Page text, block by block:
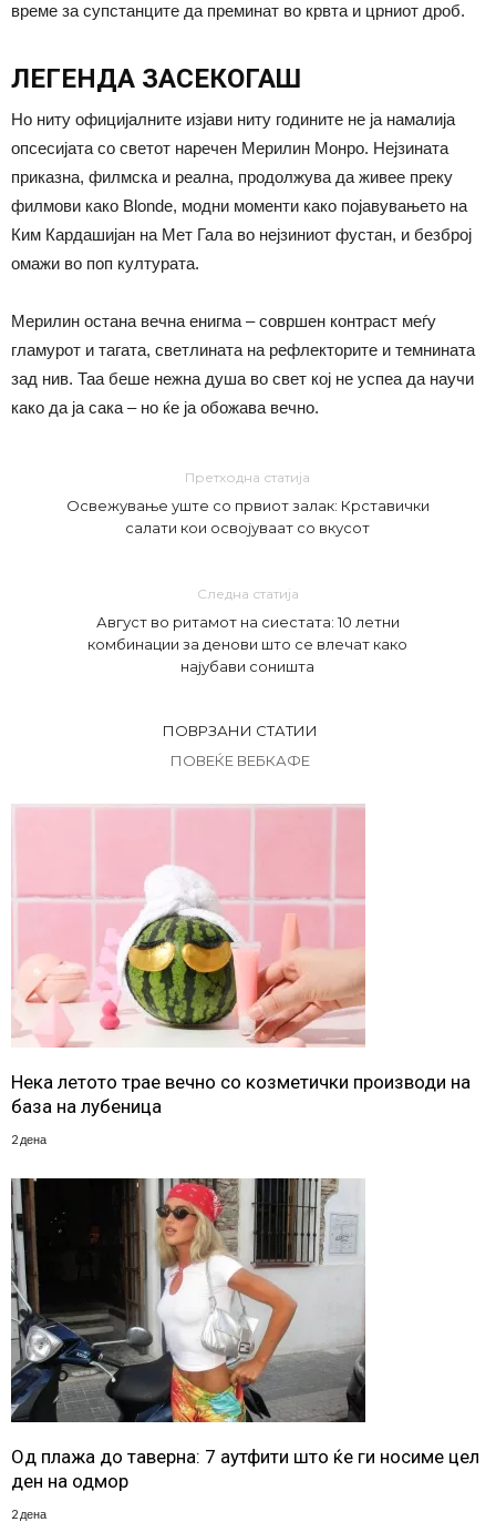
време за супстанците да преминат во крвта и црниот дроб.
ЛЕГЕНДА ЗАСЕКОГАШ
Но ниту официјалните изјави ниту годините не ја намалија
опсесијата со светот наречен Мерилин Монро. Нејзината
приказна, филмска и реална, продолжува да живее преку
филмови како Blonde, модни моменти како појавувањето на
Ким Кардашијан на Мет Гала во нејзиниот фустан, и безброј
омажи во поп културата.
Мерилин остана вечна енигма – совршен контраст меѓу
гламурот и тагата, светлината на рефлекторите и темнината
зад нив. Таа беше нежна душа во свет кој не успеа да научи
како да ја сака – но ќе ја обожава вечно.
Претходна статија
Освежување уште со првиот залак: Крставички
салати кои освојуваат со вкусот
Следна статија
Август во ритамот на сиестата: 10 летни
комбинации за денови што се влечат како
најубави соништа
ПОВРЗАНИ СТАТИИ
ПОВЕЌЕ ВЕБКАФЕ
Нека летото трае вечно со козметички производи на
база на лубеница
2 дена
Од плажа до таверна: 7 аутфити што ќе ги носиме цел
ден на одмор
2 дена